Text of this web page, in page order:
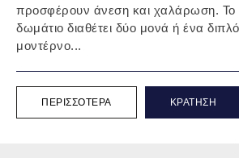
προσφέρουν άνεση και χαλάρωση.
δωμάτιο διαθέτει δύο μονά ή ένα
μοντέρνο...
ΠΕΡΙΣΣΌΤΕΡΑ ΚΡΆΤΗΣΗ